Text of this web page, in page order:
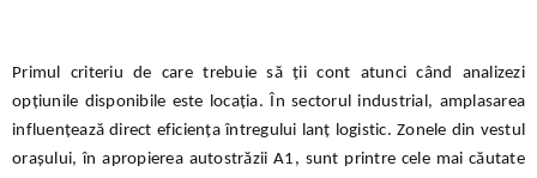
Primul criteriu de care trebuie să ții cont atunci când analizezi
opțiunile disponibile este locația. În sectorul industrial, amplasarea
influențează direct eficiența întregului lanț logistic. Zonele din vestul
orașului, în apropierea autostrăzii A1, sunt printre cele mai căutate